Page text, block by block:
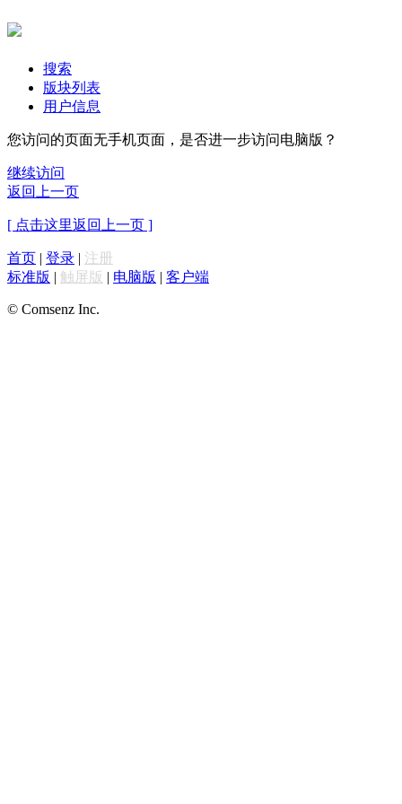
搜索
版块列表
用户信息
您访问的页面无手机页面，是否进一步访问电脑版？
继续访问
返回上一页
[ 点击这里返回上一页 ]
首页 | 登录 | 注册
标准版 | 触屏版 | 电脑版 | 客户端
© Comsenz Inc.